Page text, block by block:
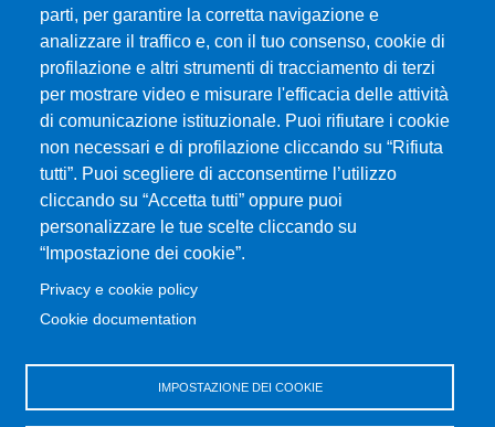
parti, per garantire la corretta navigazione e
analizzare il traffico e, con il tuo consenso, cookie di
profilazione e altri strumenti di tracciamento di terzi
per mostrare video e misurare l'efficacia delle attività
di comunicazione istituzionale. Puoi rifiutare i cookie
non necessari e di profilazione cliccando su “Rifiuta
tutti”. Puoi scegliere di acconsentirne l’utilizzo
cliccando su “Accetta tutti” oppure puoi
personalizzare le tue scelte cliccando su
“Impostazione dei cookie”.
Privacy e cookie policy
Cookie documentation
IMPOSTAZIONE DEI COOKIE
Università degli Studi di Messina
Piazza Pugliatti, 1 - 98122 Messina
Cod. Fiscale 80004070837
P.IVA 00724160833
Centralino: 090 676 1
MENÙ SOCIAL
MENÙ FOOTER 1
Accessibilità
Privacy e cookie policy